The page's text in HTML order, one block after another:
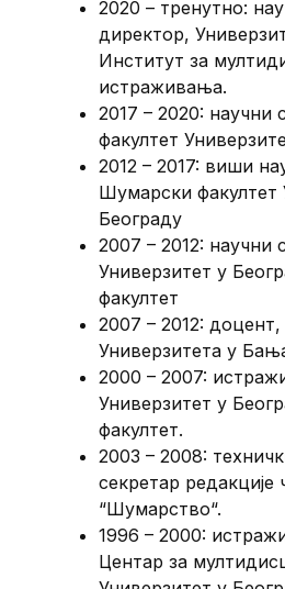
2020 – тренутно:
директор,
Институт за
истраживања.
2017 – 2020:
факултет
2012 – 2017: виши
Шумарски факултет
Београду
2007 – 2012: научни
Универзитет у
факултет
2007 – 2012:
Универзитета у
2000 – 2007:
Универзитет у
факултет.
2003 – 2008:
секретар редакције
“Шумарство“.
1996 – 2000:
Центар за